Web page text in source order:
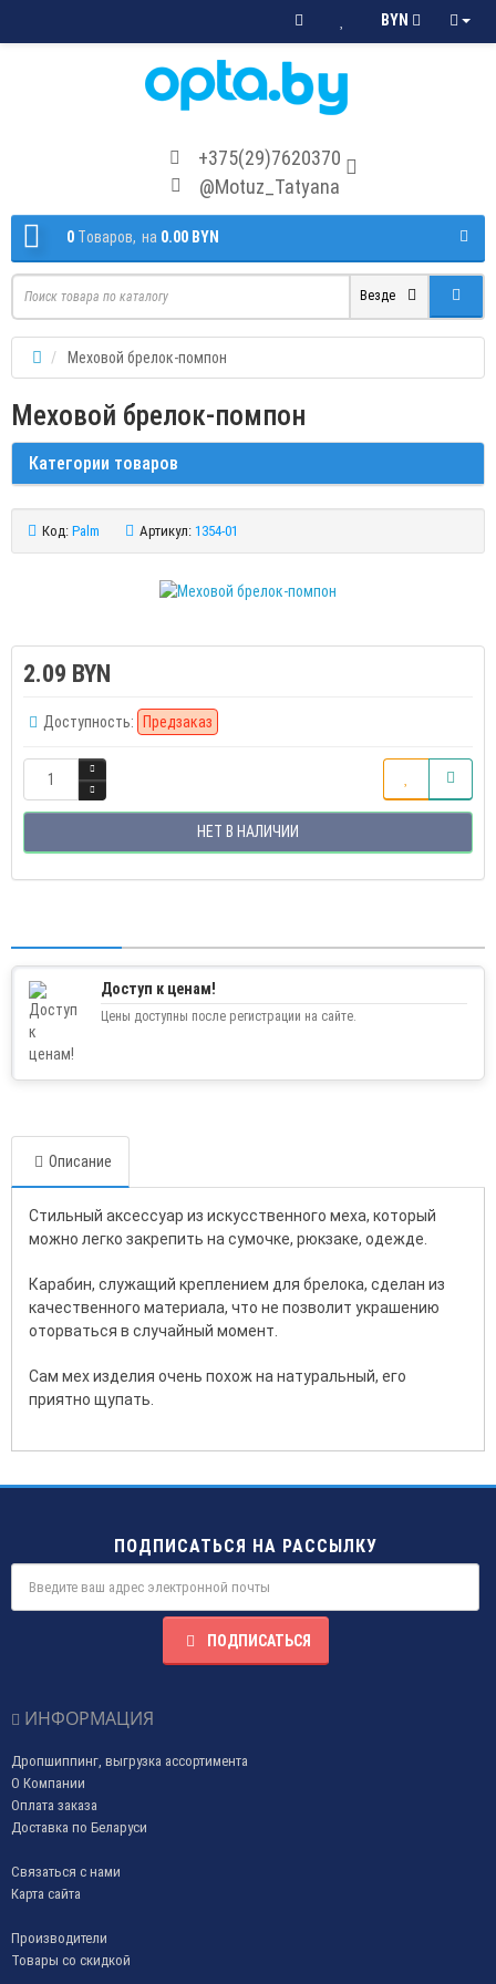
BYN
+375(29)7620370
@Motuz_Tatyana
0 Tоваров, на 0.00 BYN
Везде
Меховой брелок-помпон
Меховой брелок-помпон
Категории товаров
Код: Palm Артикул: 1354-01
2.09 BYN
Доступность: Предзаказ
НЕТ В НАЛИЧИИ
Доступ к ценам!
Цены доступны после регистрации на сайте.
Описание
Стильный аксессуар из искусственного меха, который
можно легко закрепить на сумочке, рюкзаке, одежде.
Карабин, служащий креплением для брелока, сделан из
качественного материала, что не позволит украшению
оторваться в случайный момент.
Сам мех изделия очень похож на натуральный, его
приятно щупать.
ПОДПИСАТЬСЯ НА РАССЫЛКУ
ПОДПИСАТЬСЯ
ИНФОРМАЦИЯ
Дропшиппинг, выгрузка ассортимента
О Компании
Оплата заказа
Доставка по Беларуси
Связаться с нами
Карта сайта
Производители
Товары со скидкой